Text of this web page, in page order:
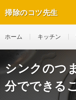
掃除のコツ先生
ホーム キッチン
シンクのつ
分でできる